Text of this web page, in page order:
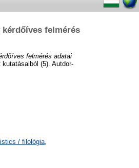
felmérés
felmérés adatai
(5). Autdor-
/ filológia,